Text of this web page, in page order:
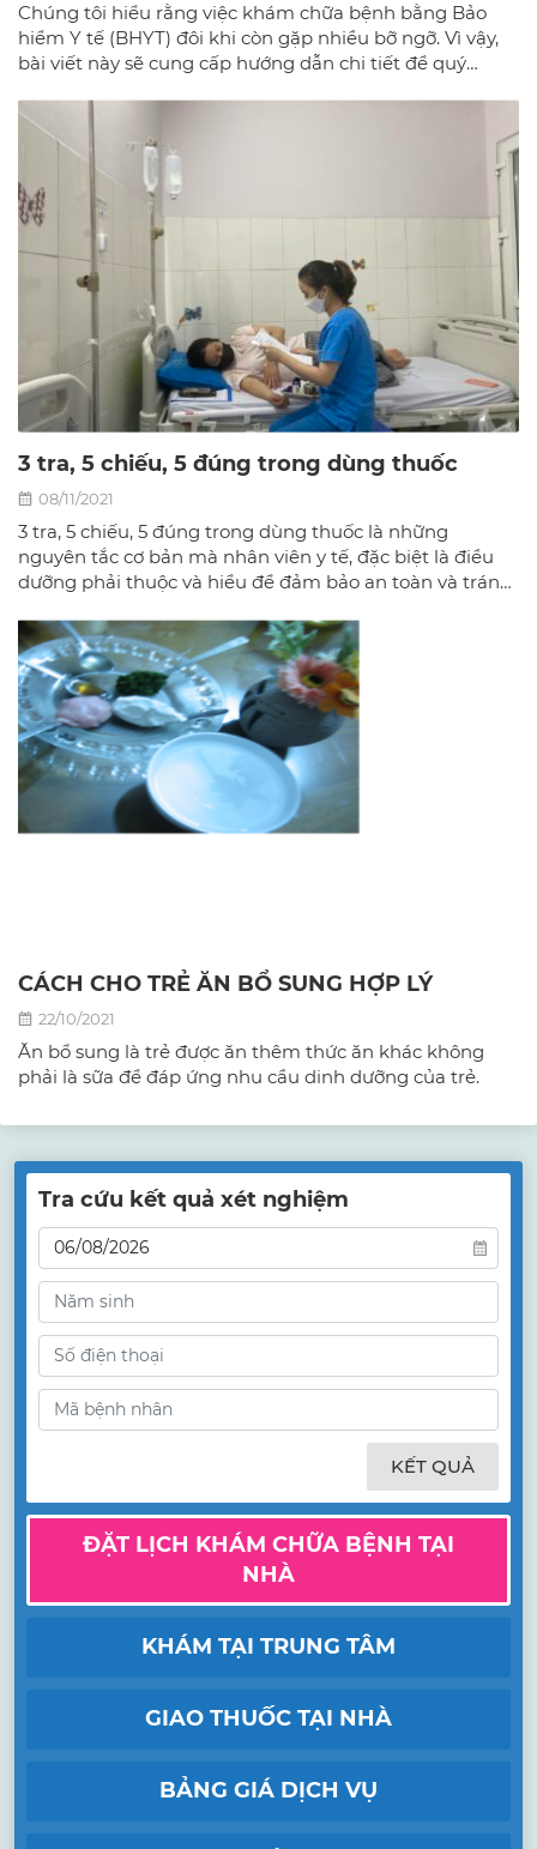
Chúng tôi hiểu rằng việc khám chữa bệnh bằng Bảo
hiểm Y tế (BHYT) đôi khi còn gặp nhiều bỡ ngỡ. Vì vậy,
bài viết này sẽ cung cấp hướng dẫn chi tiết để quý
quả nhất tại phòng khám đa khoa Bác sĩ gia đình hà
Nội.
3 tra, 5 chiếu, 5 đúng trong dùng thuốc
08/11/2021
3 tra, 5 chiếu, 5 đúng trong dùng thuốc là những
nguyên tắc cơ bản mà nhân viên y tế, đặc biệt là điều
dưỡng phải thuộc và hiểu để đảm bảo an toàn và tránh
CÁCH CHO TRẺ ĂN BỔ SUNG HỢP LÝ
22/10/2021
Ăn bổ sung là trẻ được ăn thêm thức ăn khác không
phải là sữa để đáp ứng nhu cầu dinh dưỡng của trẻ.
Tra cứu kết quả xét nghiệm
KẾT QUẢ
ĐẶT LỊCH KHÁM CHỮA BỆNH TẠI
NHÀ
KHÁM TẠI TRUNG TÂM
GIAO THUỐC TẠI NHÀ
BẢNG GIÁ DỊCH VỤ